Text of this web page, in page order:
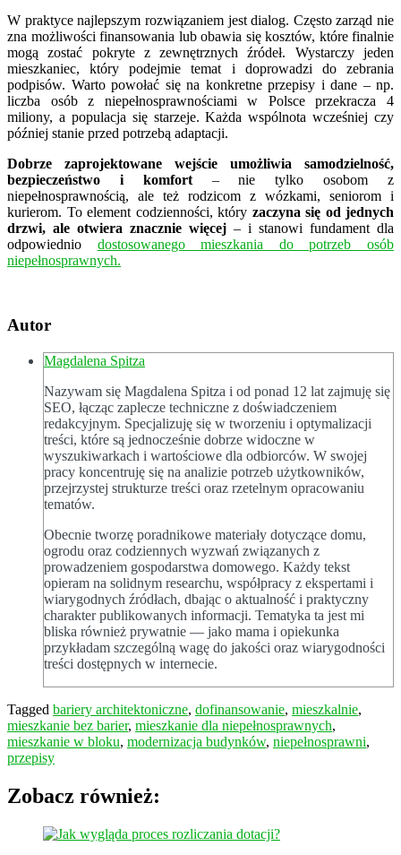
W praktyce najlepszym rozwiązaniem jest dialog. Często zarząd nie
zna możliwości finansowania lub obawia się kosztów, które finalnie
mogą zostać pokryte z zewnętrznych źródeł. Wystarczy jeden
mieszkaniec, który podejmie temat i doprowadzi do zebrania
podpisów. Warto powołać się na konkretne przepisy i dane – np.
liczba osób z niepełnosprawnościami w Polsce przekracza 4
miliony, a populacja się starzeje. Każda wspólnota wcześniej czy
później stanie przed potrzebą adaptacji.
Dobrze zaprojektowane wejście umożliwia samodzielność,
bezpieczeństwo i komfort– nie tylko osobom z
niepełnosprawnością, ale też rodzicom z wózkami, seniorom i
kurierom. To element codzienności, który zaczyna się od jednych
drzwi, ale otwiera znacznie więcej – i stanowi fundament dla
odpowiednio dostosowanego mieszkania do potrzeb osób
niepełnosprawnych.
Autor
Magdalena Spitza
Nazywam się Magdalena Spitza i od ponad 12 lat zajmuję się
SEO, łącząc zaplecze techniczne z doświadczeniem
redakcyjnym. Specjalizuję się w tworzeniu i optymalizacji
treści, które są jednocześnie dobrze widoczne w
wyszukiwarkach i wartościowe dla odbiorców. W swojej
pracy koncentruję się na analizie potrzeb użytkowników,
przejrzystej strukturze treści oraz rzetelnym opracowaniu
tematów.
Obecnie tworzę poradnikowe materiały dotyczące domu,
ogrodu oraz codziennych wyzwań związanych z
prowadzeniem gospodarstwa domowego. Każdy tekst
opieram na solidnym researchu, współpracy z ekspertami i
wiarygodnych źródłach, dbając o aktualność i praktyczny
charakter publikowanych informacji. Tematyka ta jest mi
bliska również prywatnie — jako mama i opiekunka
przykładam szczególną wagę do jakości oraz wiarygodności
treści dostępnych w internecie.
Tagged bariery architektoniczne, dofinansowanie, mieszkalnie,
mieszkanie bez barier, mieszkanie dla niepełnosprawnych,
mieszkanie w bloku, modernizacja budynków, niepełnosprawni,
przepisy
Zobacz również: